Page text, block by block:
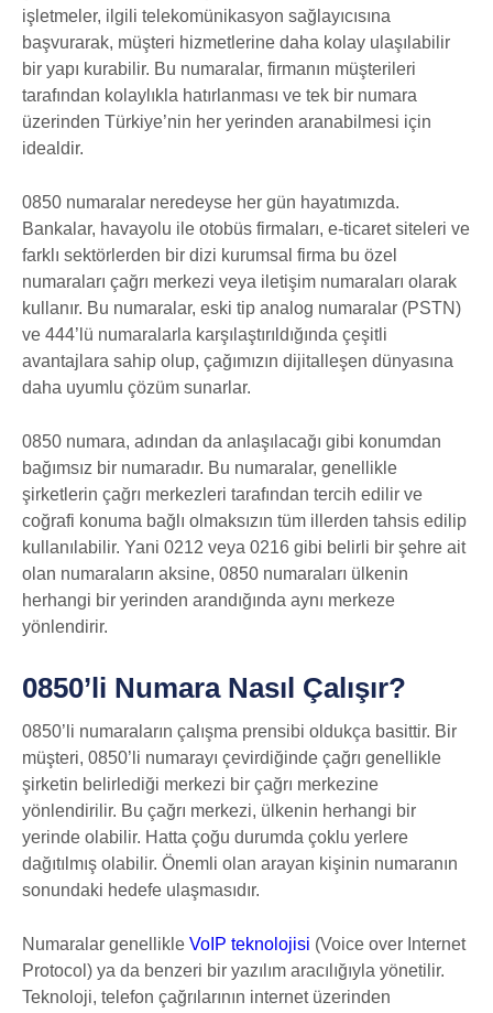
işletmeler, ilgili telekomünikasyon sağlayıcısına
başvurarak, müşteri hizmetlerine daha kolay ulaşılabilir
bir yapı kurabilir. Bu numaralar, firmanın müşterileri
tarafından kolaylıkla hatırlanması ve tek bir numara
üzerinden Türkiye’nin her yerinden aranabilmesi için
idealdir.
0850 numaralar neredeyse her gün hayatımızda.
Bankalar, havayolu ile otobüs firmaları, e-ticaret siteleri ve
farklı sektörlerden bir dizi kurumsal firma bu özel
numaraları çağrı merkezi veya iletişim numaraları olarak
kullanır. Bu numaralar, eski tip analog numaralar (PSTN)
ve 444’lü numaralarla karşılaştırıldığında çeşitli
avantajlara sahip olup, çağımızın dijitalleşen dünyasına
daha uyumlu çözüm sunarlar.
0850 numara, adından da anlaşılacağı gibi konumdan
bağımsız bir numaradır. Bu numaralar, genellikle
şirketlerin çağrı merkezleri tarafından tercih edilir ve
coğrafi konuma bağlı olmaksızın tüm illerden tahsis edilip
kullanılabilir. Yani 0212 veya 0216 gibi belirli bir şehre ait
olan numaraların aksine, 0850 numaraları ülkenin
herhangi bir yerinden arandığında aynı merkeze
yönlendirir.
0850’li Numara Nasıl Çalışır?
0850’li numaraların çalışma prensibi oldukça basittir. Bir
müşteri, 0850’li numarayı çevirdiğinde çağrı genellikle
şirketin belirlediği merkezi bir çağrı merkezine
yönlendirilir. Bu çağrı merkezi, ülkenin herhangi bir
yerinde olabilir. Hatta çoğu durumda çoklu yerlere
dağıtılmış olabilir. Önemli olan arayan kişinin numaranın
sonundaki hedefe ulaşmasıdır.
Numaralar genellikle VoIP teknolojisi (Voice over Internet
Protocol) ya da benzeri bir yazılım aracılığıyla yönetilir.
Teknoloji, telefon çağrılarının internet üzerinden